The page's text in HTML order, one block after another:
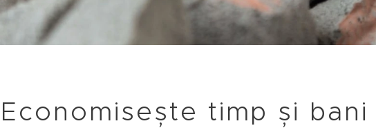
Economisește timp și bani